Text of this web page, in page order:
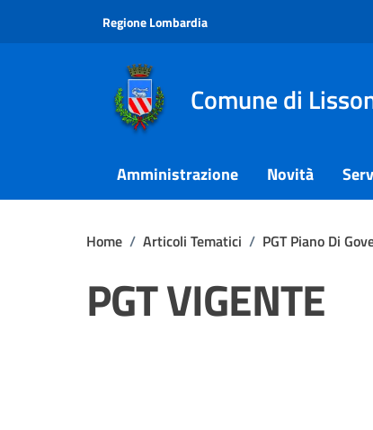
Regione Lombardia
Comune di
Amministrazione Novità
Home / Articoli Tematici / PGT Piano Di
PGT VIGENTE